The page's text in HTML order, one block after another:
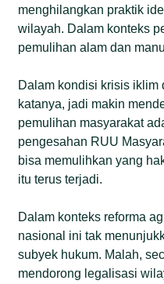
menghilangkan praktik
wilayah. Dalam konteks
pemulihan alam dan
Dalam kondisi krisis iklim
katanya, jadi makin
pemulihan masyarakat
pengesahan RUU
bisa memulihkan yang
itu terus terjadi.
Dalam konteks reforma
nasional ini tak
subyek hukum. Malah,
mendorong legalisasi